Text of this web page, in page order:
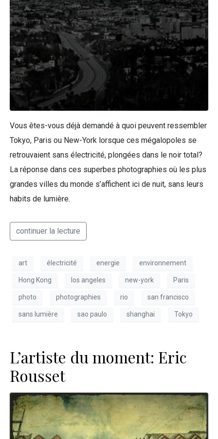
Vous êtes-vous déjà demandé à quoi peuvent ressembler
Tokyo, Paris ou New-York lorsque ces mégalopoles se
retrouvaient sans électricité, plongées dans le noir total?
La réponse dans ces superbes photographies où les plus
grandes villes du monde s’affichent ici de nuit, sans leurs
habits de lumière.
continuer la lecture
art électricité energie environnement
Hong Kong los angeles new-york Paris
photo photographies rio san francisco
sans lumière sao paulo shanghai Tokyo
L’artiste du moment: Eric
Rousset